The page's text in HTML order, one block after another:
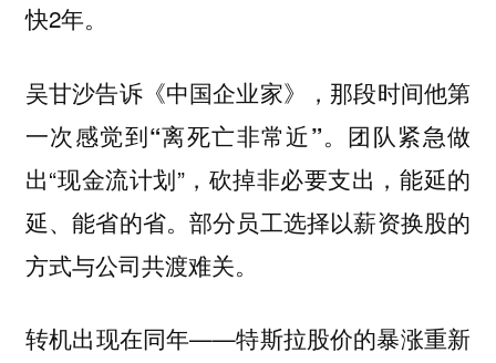
快2年。
吴甘沙告诉《中国企业家》， 那段时间他第
一次感觉到“离死亡非常近”。 团队紧急做
出“现金流计划”，砍掉非必要支出，能延的
延、能省的省。部分员工选择以薪资换股的
方式与公司共渡难关。
转机出现在同年——特斯拉股价的暴涨重新